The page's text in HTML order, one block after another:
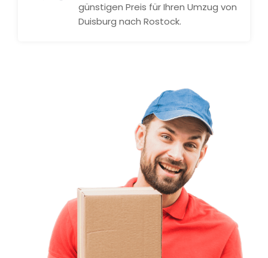
günstigen Preis für Ihren Umzug von
Duisburg nach Rostock.